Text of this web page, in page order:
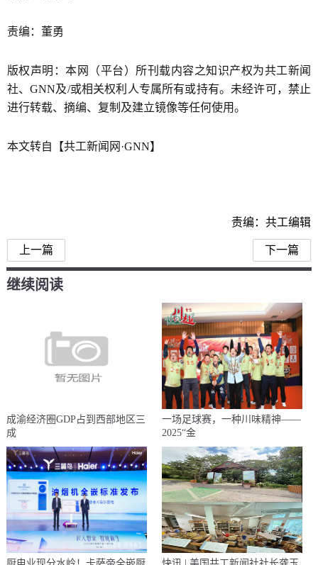
责编：董勇
版权声明：本网（平台）所刊载内容之知识产权为共工新闻
社、GNN及/或相关权利人专属所有或持有。未经许可，禁止
进行转载、摘编、复制及建立镜像等任何使用。
本文转自【共工新闻网·GNN】
责编：共工编辑
上一篇 下一篇
继续阅读
成渝经济圈GDP占到西部地区三
成
一场足球赛，一种川味精神——
2025“金